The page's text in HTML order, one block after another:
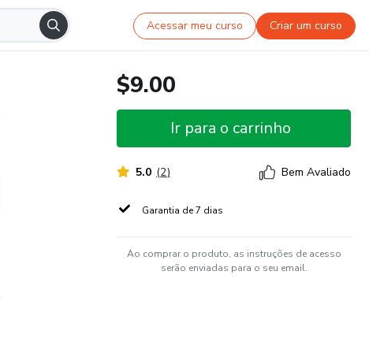
Acessar meu curso Criar um curso
$9.00
Ir para o carrinho
5.0 (2) Bem Avaliado
Garantia de 7 dias
Ao comprar o produto, as instruções de acesso
serão enviadas para o seu email.